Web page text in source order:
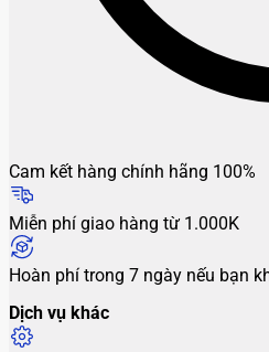
Cam kết hàng chính hãng 100%
Miễn phí giao hàng từ 1.000K
Hoàn phí trong 7 ngày nếu bạn
Dịch vụ khác